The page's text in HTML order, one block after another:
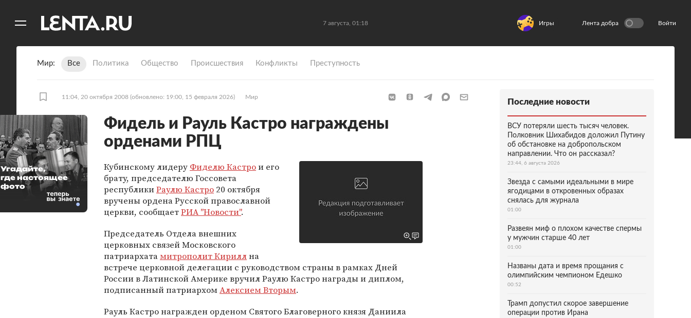
7 августа, 01:18 Игры Лента добра Войти
Мир Все Политика Общество Происшествия Конфликты Преступность
11:04, 20 октября 2008 (обновлено: 19:00, 15 февраля 2026) Мир
Фидель и Рауль Кастро награждены
орденами РПЦ
Кубинскому лидеру Фиделю Кастрои его
брату, председателю Госсовета
республикиРаулю Кастро 20 октября
вручены ордена Русской православной
церкви, сообщаетРИА "Новости".
Председатель Отдела внешних
церковных связей Московского
патриархата митрополит Кириллна
встрече церковной делегации с руководством страны в рамках Дней
России в Латинской Америке вручил Раулю Кастро награды и диплом,
подписанный патриархомАлексием Вторым.
Рауль Кастро награжден орденом Святого Благоверного князя Даниила
Угадайте,
где настоящее
фото
Последние новости
ВСУ потеряли шесть тысяч человек.
Полковник Шихабидов доложил Путину
об обстановке на добропольском
направлении. Что он рассказал?
23:44, 6 августа 2026
Звезда с самыми идеальными в мире
ягодицами в откровенных образах
снялась для журнала
01:00
Развеян миф о плохом качестве спермы
у мужчин старше 40 лет
01:00
Названы дата и время прощания с
олимпийским чемпионом Едешко
00:52
Трамп допустил скорое завершение
операции против Ирана